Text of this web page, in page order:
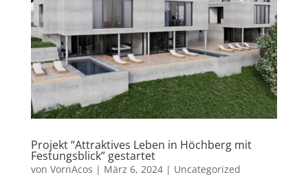
Projekt “Attraktives Leben in Höchberg mit
Festungsblick” gestartet
von VornAcos | März 6, 2024| Uncategorized